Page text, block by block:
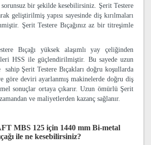
bir şekilde kesebilirsiniz. Şerit Testere
geliştirilmiş yapısı sayesinde diş kırılmaları
Şerit Testere Bıçağınız az bir titreşimle
Bıçağı yüksek alaşımlı yay çeliğinden
HSS ile güçlendirilmiştir. Bu sayede uzun
Şerit Testere Bıçakları doğru koşullarda
göre deviri ayarlanmış makinelerde doğru diş
sonuçlar ortaya çıkarır. Uzun ömürlü Şerit
ve maliyetlerden kazanç sağlanır.
MBS 125 için 1440 mm Bi-metal
ile ne kesebilirsiniz?